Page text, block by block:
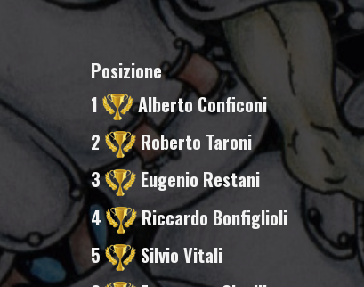
Posizione
1
Alberto Conficoni
2
Roberto Taroni
3
Eugenio Restani
4
Riccardo Bonfiglioli
5
Silvio Vitali